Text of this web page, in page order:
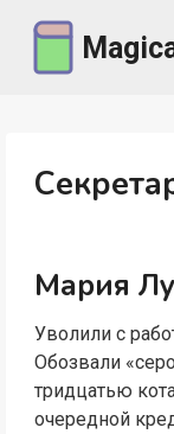
содержимому
Мария
Уволили с
Обозвали
тридцатью
очередной